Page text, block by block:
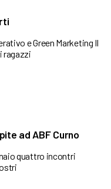
e Green Marketing Il
ragazzi
ad ABF Curno
quattro incontri